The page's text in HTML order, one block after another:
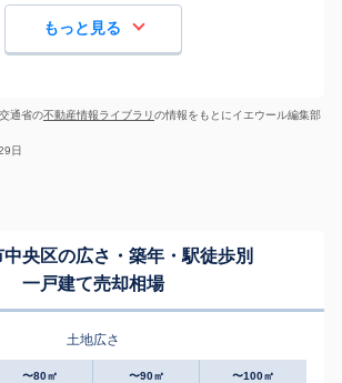
もっと見る
通省の不動産情報ライブラリの情報をもとにイエウール編集部
日
央区の広さ・築年・駅徒歩別
一戸建て売却相場
土地広さ
〜80㎡ 〜90㎡ 〜100㎡